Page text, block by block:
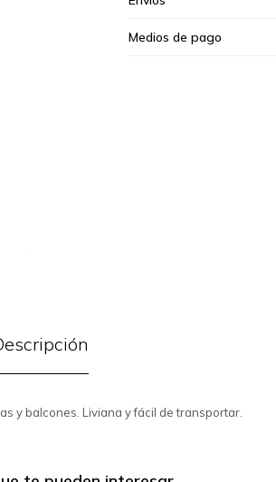
Medios de pago
y balcones. Liviana y fácil de transportar.